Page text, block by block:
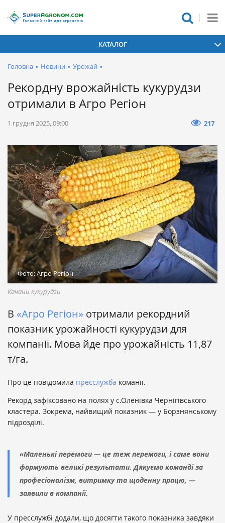
КАТАЛОГ
Головна • Новини • Урожай •
Рекордну врожайність кукурудзи
отримали в Агро Регіон
1 грудня 2025, 09:00 217
Фото: Агро Регіон
Качани кукурудзи
В «Агро Регіон» отримали рекордний
показник урожайності кукурудзи для
компанії. Мова йде про урожайність 11,87
т/га.
Про це повідомила пресслужба команії.
Рекорд зафіксовано на полях у с.Оленівка Чернігівського
кластера. Зокрема, найвищий показник — у Борзнянському
підрозділі.
«Маленькі перемоги — це теж перемоги, і саме вони
формують великі результати. Дякуємо команді за
професіоналізм, витримку та щоденну працю, —
заявили в компанії.
У пресслужбі додали, що досягти такого показника завдяки